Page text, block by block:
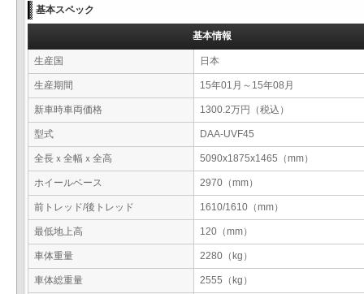
基本スペック
基本情報
生産国 日本
生産期間 15年01月～15年08月
新車時車両価格 1300.2万円（税込）
型式 DAA-UVF45
全長ｘ全幅ｘ全高 5090x1875x1465（mm）
ホイールベース 2970（mm）
前トレッド/後トレッド 1610/1610（mm）
最低地上高 120（mm）
車体重量 2280（kg）
車体総重量 2555（kg）